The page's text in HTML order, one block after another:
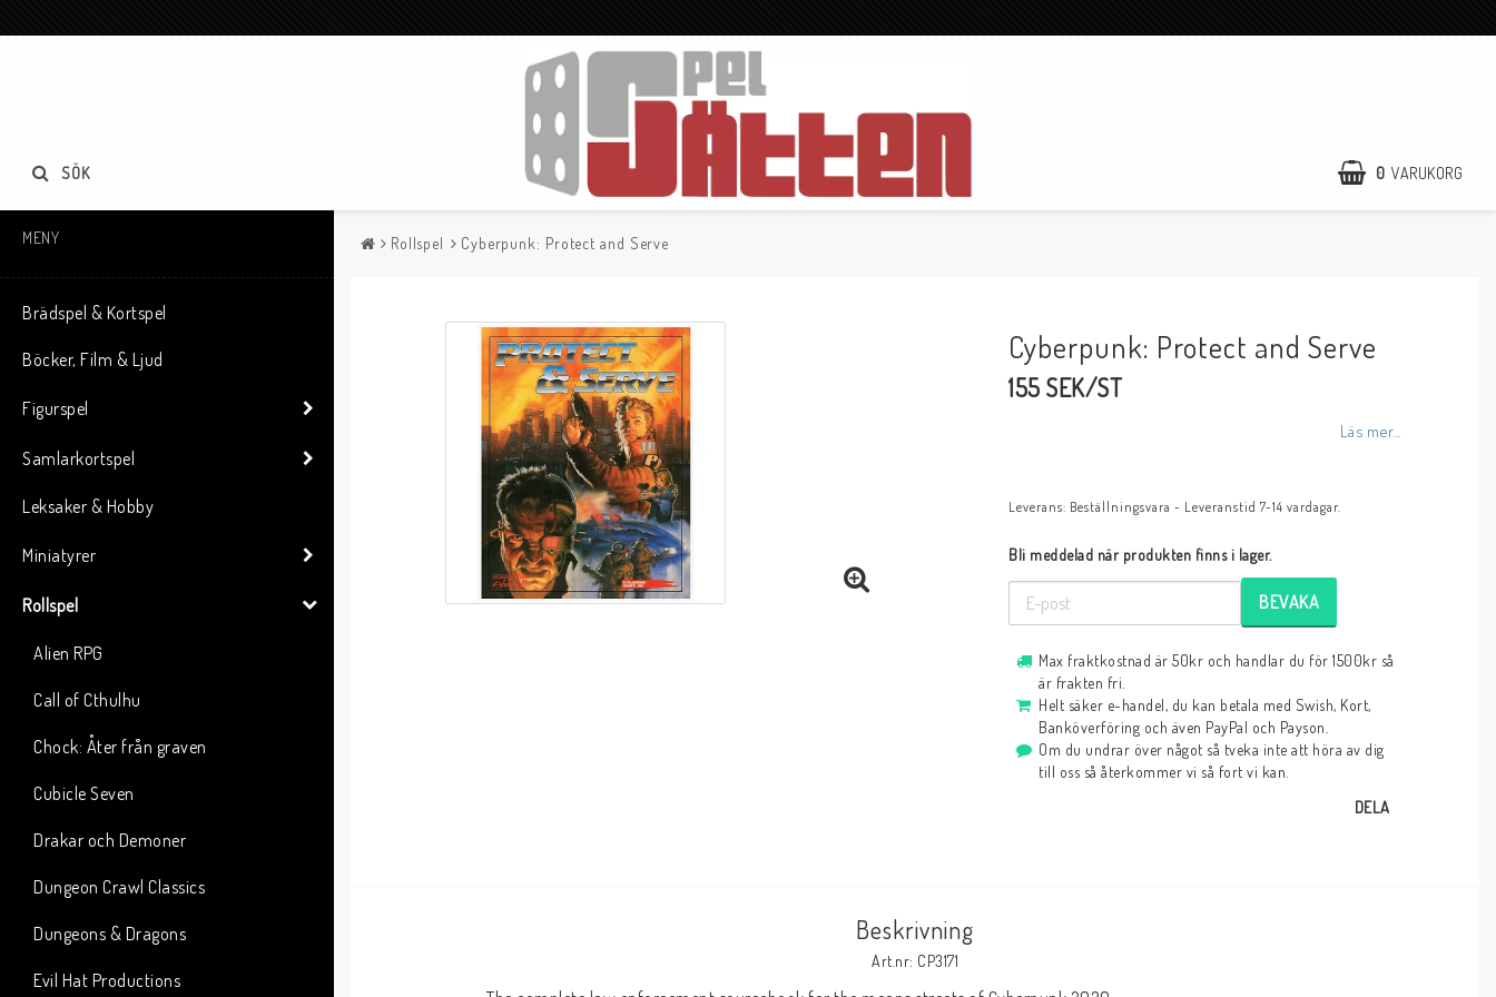
0 VARUKORG
SÖK
MENY
Brädspel & Kortspel
Böcker, Film & Ljud
Figurspel
Samlarkortspel
Leksaker & Hobby
Miniatyrer
Rollspel
Alien RPG
Call of Cthulhu
Chock: Åter från graven
Cubicle Seven
Drakar och Demoner
Dungeon Crawl Classics
Dungeons & Dragons
Evil Hat Productions
Rollspel Cyberpunk: Protect and Serve
Cyberpunk: Protect and Serve
155 SEK/ST
Läs mer...
Leverans: Beställningsvara - Leveranstid 7-14 vardagar.
Bli meddelad när produkten finns i lager.
BEVAKA
Max fraktkostnad är 50kr och handlar du för 1500kr så
är frakten fri.
Helt säker e-handel, du kan betala med Swish, Kort,
Banköverföring och även PayPal och Payson.
Om du undrar över något så tveka inte att höra av dig
till oss så återkommer vi så fort vi kan.
DELA
Beskrivning
Art.nr: CP3171